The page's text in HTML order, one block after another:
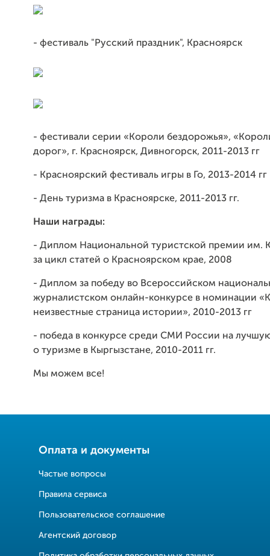
- фестиваль "Русский праздник", Красноярск
- фестивали серии «Короли бездорожья»,
дорог», г. Красноярск, Дивногорск, 2011-2013 гг
- Красноярский фестиваль игры в Го, 2013-2014 гг
- День туризма в Красноярске, 2011-2013 гг.
Наши награды:
- Диплом Национальной туристской премии им.
за цикл статей о Красноярском крае, 2008
- Диплом за победу во Всероссийском
журналистском онлайн-конкурсе в номинации
неизвестные страница истории», 2010-2013 гг
- победа в конкурсе среди СМИ России на
о туризме в Кыргызстане, 2010-2011 гг.
Мы можем все!
Оплата и документы
Частые вопросы
Правила сервиса
Пользовательское соглашение
Агентский договор